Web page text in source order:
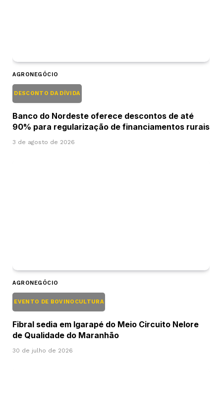
AGRONEGÓCIO
DESCONTO DA DÍVIDA
Banco do Nordeste oferece descontos de até
90% para regularização de financiamentos rurais
3 de agosto de 2026
AGRONEGÓCIO
EVENTO DE BOVINOCULTURA
Fibral sedia em Igarapé do Meio Circuito Nelore
de Qualidade do Maranhão
30 de julho de 2026